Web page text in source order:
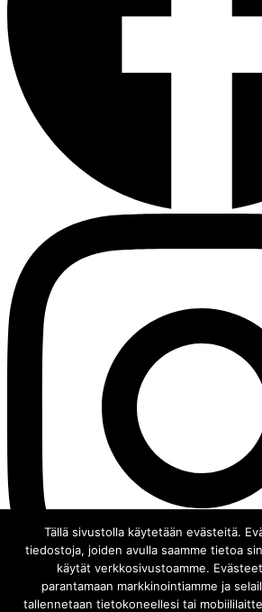
Tällä sivustolla käytetään evästeitä.
tiedostoja, joiden avulla saamme tietoa
käytät verkkosivustoamme.
parantamaan markkinointiamme ja
tallennetaan tietokoneellesi tai